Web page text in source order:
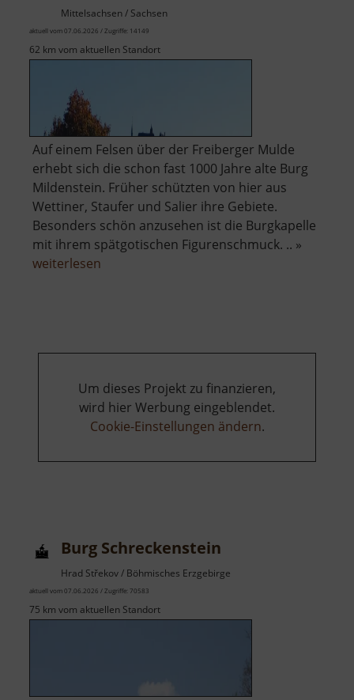
Mittelsachsen / Sachsen
aktuell vom 07.06.2026 / Zugriffe: 14149
62 km vom aktuellen Standort
Auf einem Felsen über der Freiberger Mulde
erhebt sich die schon fast 1000 Jahre alte Burg
Mildenstein. Früher schützten von hier aus
Wettiner, Staufer und Salier ihre Gebiete.
Besonders schön anzusehen ist die Burgkapelle
mit ihrem spätgotischen Figurenschmuck. .. »
weiterlesen
Um dieses Projekt zu finanzieren,
wird hier Werbung eingeblendet.
Cookie-Einstellungen ändern.
Burg Schreckenstein
Hrad Střekov / Böhmisches Erzgebirge
aktuell vom 07.06.2026 / Zugriffe: 70583
75 km vom aktuellen Standort